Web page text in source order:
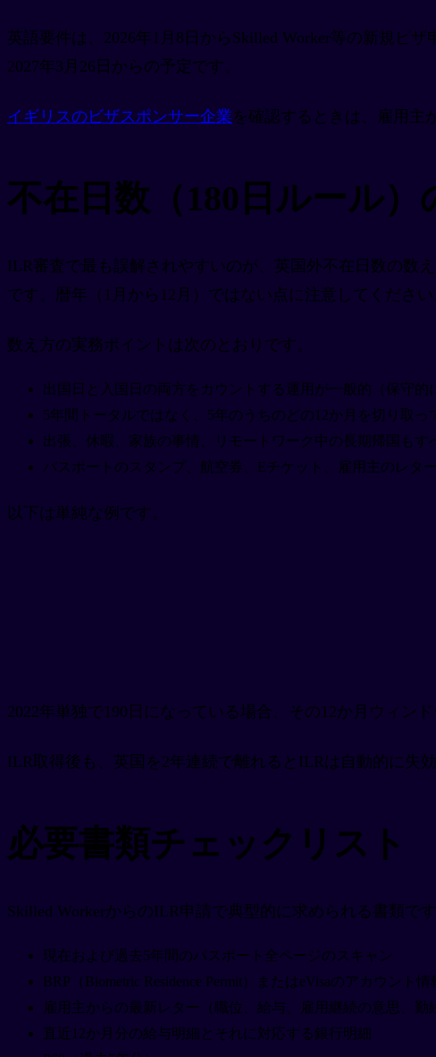
英語要件は、2026年1月8日からSkilled Worker等の新規ビ
2027年3月26日からの予定です。
イギリスのビザスポンサー企業を確認するときは、雇用主
不在日数（180日ルール）
ILR審査で最も誤解されやすいのが、英国外不在日数の数
です。暦年（1月から12月）ではない点に注意してください
数え方の実務ポイントは次のとおりです。
出国日と入国日の両方をカウントする運用が一般的（保守的
5年間トータルではなく、5年のうちのどの12か月を切り取っ
出張、休暇、家族の事情、リモートワーク中の長期帰国もす
パスポートのスタンプ、航空券、Eチケット、雇用主のレタ
以下は単純な例です。
2022年単独で190日になっている場合、その12か月ウィン
ILR取得後も、英国を2年連続で離れるとILRは自動的に失効
必要書類チェックリスト
Skilled WorkerからのILR申請で典型的に求められる書類です
現在および過去5年間のパスポート全ページのスキャン
BRP（Biometric Residence Permit）またはeVisaのアカウント情
雇用主からの最新レター（職位、給与、雇用継続の意思、勤
直近12か月分の給与明細とそれに対応する銀行明細